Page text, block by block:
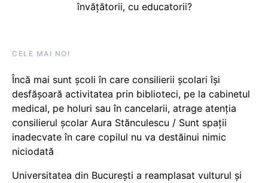
învățătorii, cu educatorii?
CELE MAI NOI
Încă mai sunt școli în care consilierii școlari își
desfășoară activitatea prin biblioteci, pe la cabinetul
medical, pe holuri sau în cancelarii, atrage atenția
consilierul școlar Aura Stănculescu / Sunt spații
inadecvate în care copilul nu va destăinui nimic
niciodată
Universitatea din București a reamplasat vulturul și